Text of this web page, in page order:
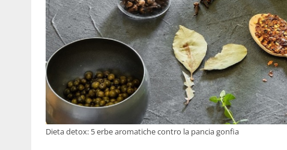
Dieta detox: 5 erbe aromatiche contro la pancia gonfia